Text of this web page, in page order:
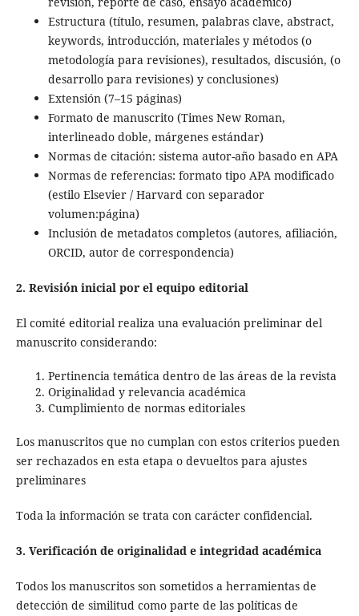
Estructura (título, resumen, palabras clave, abstract,
keywords, introducción, materiales y métodos (o
metodología para revisiones), resultados, discusión, (o
desarrollo para revisiones) y conclusiones)
Extensión (7–15 páginas)
Formato de manuscrito (Times New Roman,
interlineado doble, márgenes estándar)
Normas de citación: sistema autor-año basado en APA
Normas de referencias: formato tipo APA modificado
(estilo Elsevier / Harvard con separador
volumen:página)
Inclusión de metadatos completos (autores, afiliación,
ORCID, autor de correspondencia)
2. Revisión inicial por el equipo editorial
El comité editorial realiza una evaluación preliminar del
manuscrito considerando:
Pertinencia temática dentro de las áreas de la revista
Originalidad y relevancia académica
Cumplimiento de normas editoriales
Los manuscritos que no cumplan con estos criterios pueden
ser rechazados en esta etapa o devueltos para ajustes
preliminares
Toda la información se trata con carácter confidencial.
3. Verificación de originalidad e integridad académica
Todos los manuscritos son sometidos a herramientas de
detección de similitud como parte de las políticas de